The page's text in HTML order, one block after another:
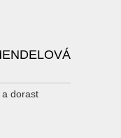
a dorast